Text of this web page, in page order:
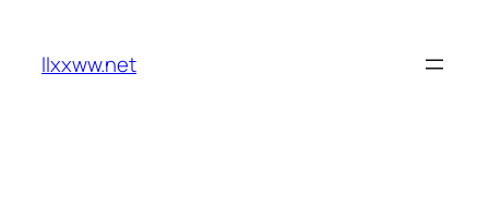
content
llxxww.net